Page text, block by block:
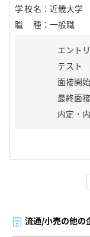
学校名 ： 近畿大学
職種 ： 一般職
エント
テスト
面接開始
最終面接
内定・
流通/小売の他の